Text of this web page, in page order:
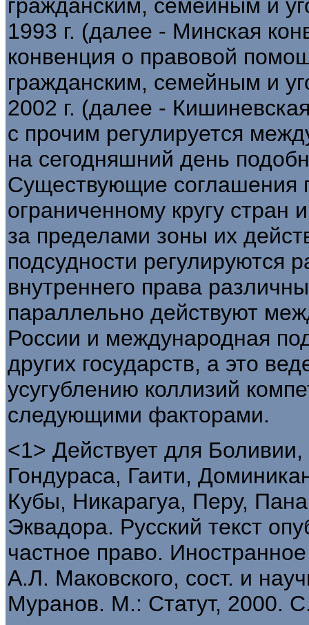
гражданским, семейным и
1993 г. (далее - Минская
конвенция о правовой
гражданским, семейным и
2002 г. (далее -
с прочим регулируется
на сегодняшний день
Существующие
ограниченному кругу
за пределами зоны их
подсудности регулируются
внутреннего права
параллельно действуют
России и международная
других государств, а это
усугублению коллизий
следующими факторами.
<1> Действует для
Гондураса, Гаити,
Кубы, Никарагуа, Перу,
Эквадора. Русский текст
частное право.
А.Л. Маковского, сост. и
Муранов. М.: Статут, 2000.